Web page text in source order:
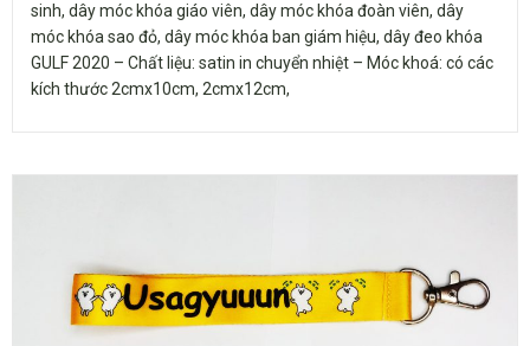
sinh, dây móc khóa giáo viên, dây móc khóa đoàn viên, dây
móc khóa sao đỏ, dây móc khóa ban giám hiệu, dây đeo khóa
GULF 2020 – Chất liệu: satin in chuyển nhiệt – Móc khoá: có các
kích thước 2cmx10cm, 2cmx12cm,